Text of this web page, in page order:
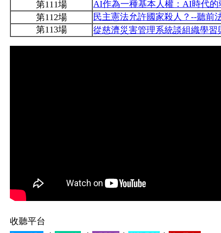
第111場
AI作為一種基本人權：AI時代
第112場
民主憲法允許國家殺人？--聽前
第113場
從慈濟災害管理系統談組織學習
收聽平台